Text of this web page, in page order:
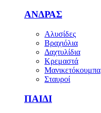
ΑΝΔΡΑΣ
Αλυσίδες
Βραχιόλια
Δαχτυλίδια
Κρεμαστά
Μανικετόκουμπα
Σταυροί
ΠΑΙΔΙ